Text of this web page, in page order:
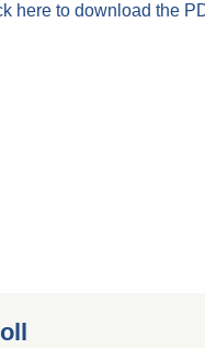
here to download the